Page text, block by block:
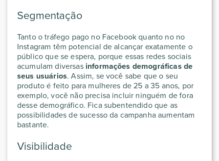
Segmentação
Tanto o tráfego pago no Facebook quanto no no
Instagram têm potencial de alcançar exatamente o
público que se espera, porque essas redes sociais
acumulam diversasinformações demográficas de
seus usuários. Assim, se você sabe que o seu
produto é feito para mulheres de 25 a 35 anos, por
exemplo, você não precisa incluir ninguém de fora
desse demográfico. Fica subentendido que as
possibilidades de sucesso da campanha aumentam
bastante.
Visibilidade